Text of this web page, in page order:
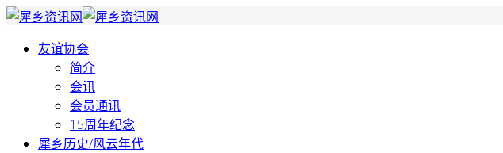
友谊协会
简介
会讯
会员通讯
15周年纪念
犀乡历史/风云年代